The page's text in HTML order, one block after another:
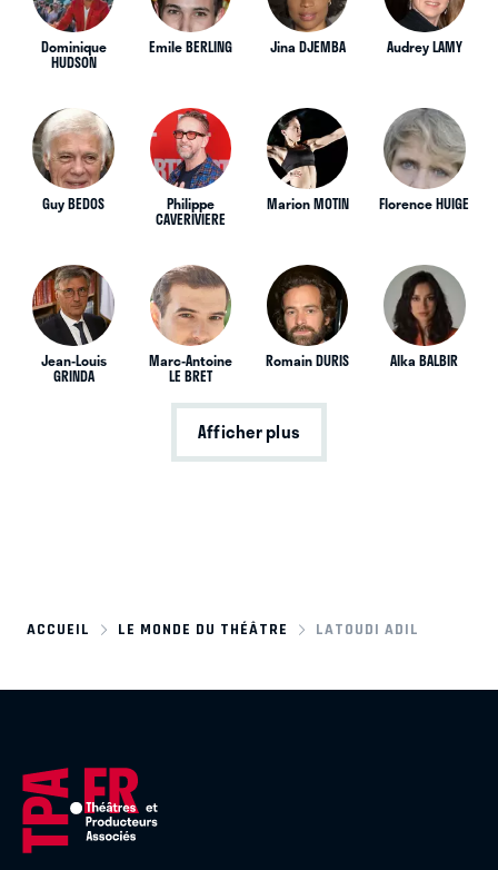
Dominique
HUDSON
Emile BERLING Jina DJEMBA Audrey LAMY
Guy BEDOS Philippe
CAVERIVIERE
Marion MOTIN Florence HUIGE
Jean-Louis
GRINDA
Marc-Antoine
LE BRET
Romain DURIS Alka BALBIR
Afficher plus
ACCUEIL LE MONDE DU THÉÂTRE LATOUDI ADIL